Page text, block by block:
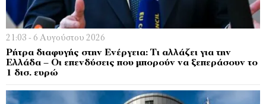
21:03 - 6 Αυγούστου 2026
Ρήτρα διαφυγής στην Ενέργεια: Τι αλλάζει για την
Ελλάδα – Οι επενδύσεις που μπορούν να ξεπεράσουν το
1 δισ. ευρώ